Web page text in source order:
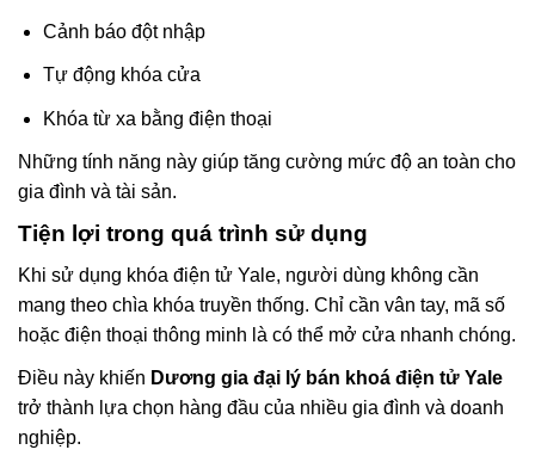
Cảnh báo đột nhập
Tự động khóa cửa
Khóa từ xa bằng điện thoại
Những tính năng này giúp tăng cường mức độ an toàn cho
gia đình và tài sản.
Tiện lợi trong quá trình sử dụng
Khi sử dụng khóa điện tử Yale, người dùng không cần
mang theo chìa khóa truyền thống. Chỉ cần vân tay, mã số
hoặc điện thoại thông minh là có thể mở cửa nhanh chóng.
Điều này khiến Dương gia đại lý bán khoá điện tử Yale
trở thành lựa chọn hàng đầu của nhiều gia đình và doanh
nghiệp.